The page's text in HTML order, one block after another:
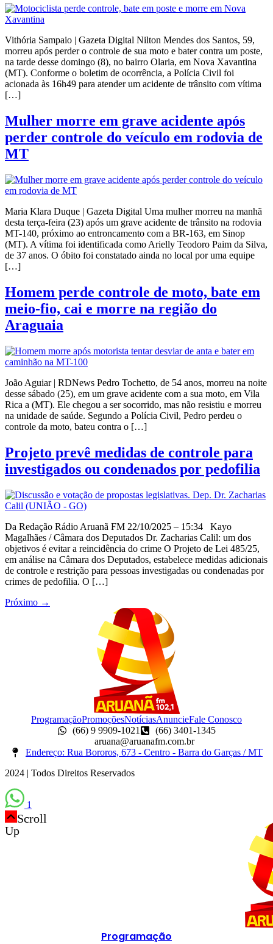
Vithória Sampaio | Gazeta Digital Nilton Mendes dos Santos, 59,
morreu após perder o controle de sua moto e bater contra um poste,
na tarde desse domingo (8), no bairro Olaria, em Nova Xavantina
(MT). Conforme o boletim de ocorrência, a Polícia Civil foi
acionada às 16h49 para atender um acidente de trânsito com vítima
[…]
Mulher morre em grave acidente após
perder controle do veículo em rodovia de
MT
Maria Klara Duque | Gazeta Digital Uma mulher morreu na manhã
desta terça-feira (23) após um grave acidente de trânsito na rodovia
MT-140, próximo ao entroncamento com a BR-163, em Sinop
(MT). A vítima foi identificada como Arielly Teodoro Paim da Silva,
de 37 anos. O óbito foi constatado ainda no local por uma equipe
[…]
Homem perde controle de moto, bate em
meio-fio, cai e morre na região do
Araguaia
João Aguiar | RDNews Pedro Tochetto, de 54 anos, morreu na noite
desse sábado (25), em um grave acidente com a sua moto, em Vila
Rica a (MT). Ele chegou a ser socorrido, mas não resistiu e morreu
na unidade de saúde. Segundo a Polícia Civil, Pedro perdeu o
controle da moto, bateu contra o […]
Projeto prevê medidas de controle para
investigados ou condenados por pedofilia
Da Redação Rádio Aruanã FM 22/10/2025 – 15:34 Kayo
Magalhães / Câmara dos Deputados Dr. Zacharias Calil: um dos
objetivos é evitar a reincidência do crime O Projeto de Lei 485/25,
em análise na Câmara dos Deputados, estabelece medidas adicionais
de controle e restrição para pessoas investigadas ou condenadas por
crimes de pedofilia. O […]
Próximo →
ProgramaçãoPromoçõesNotíciasAnuncieFale Conosco
(66) 9 9909-1021
(66) 3401-1345
aruana@aruanafm.com.br
Endereço: Rua Bororos, 673 - Centro - Barra do Garças / MT
2024 | Todos Direitos Reservados
1
Scroll
Up
Programação